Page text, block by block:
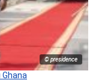
© presidence